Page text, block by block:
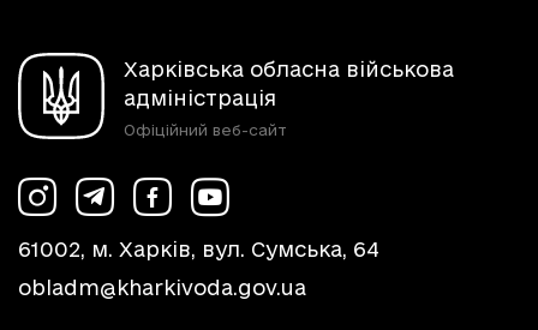
Харківська обласна військова
адміністрація
Офіційний веб-сайт
61002, м. Харків, вул. Сумська, 64
obladm@kharkivoda.gov.ua